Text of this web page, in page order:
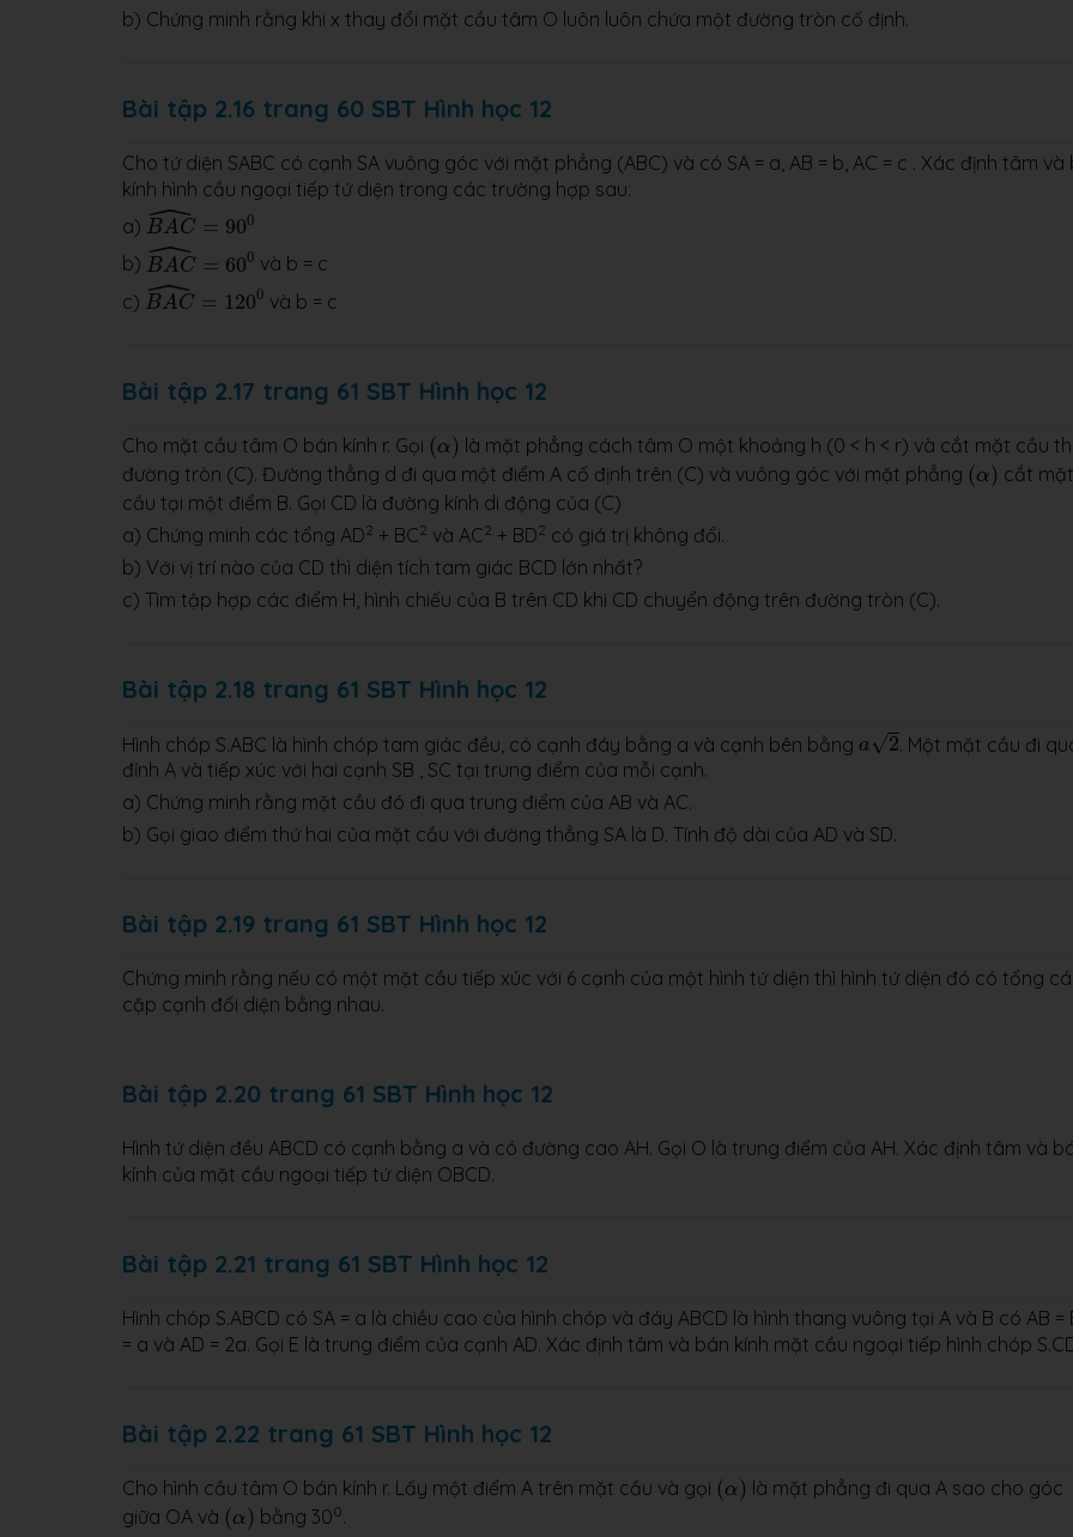
b) Chứng minh rằng khi x thay đổi mặt cầu tâm O luôn luôn chứa một đường tròn cố định.
Bài tập 2.16 trang 60 SBT Hình học 12
Cho tứ diện SABC có cạnh SA vuông góc với mặt phẳng (ABC) và có SA = a, AB = b, AC = c . Xác định tâm và
kính hình cầu ngoại tiếp tứ diện trong các trường hợp sau:
a) ˆ
BAC = 900
BAC^ 0
b) ˆ
BAC = 600
BAC^
và b = c
c) ˆ
BAC = 1200
BAC^
và b = c
Bài tập 2.17 trang 61 SBT Hình học 12
Cho mặt cầu tâm O bán kính r. Gọi (α)
( α ) là mặt phẳng cách tâm O một khoảng h (0 < h < r) và cắt mặt cầu
đường tròn (C). Đường thẳng d đi qua một điểm A cố định trên (C) và vuông góc với mặt phẳng (α)
( α ) cắt mặt
cầu tại một điểm B. Gọi CD là đường kính di động của (C)
a) Chứng minh các tổng AD2 + BC2 và AC2 + BD2 có giá trị không đổi.
b) Với vị trí nào của CD thì diện tích tam giác BCD lớn nhất?
c) Tìm tập hợp các điểm H, hình chiếu của B trên CD khi CD chuyển động trên đường tròn (C).
Bài tập 2.18 trang 61 SBT Hình học 12
Hình chóp S.ABC là hình chóp tam giác đều, có cạnh đáy bằng a và cạnh bên bằng a√2. Một mặt cầu đi
đỉnh A và tiếp xúc với hai cạnh SB , SC tại trung điểm của mỗi cạnh.
a) Chứng minh rằng mặt cầu đó đi qua trung điểm của AB và AC.
b) Gọi giao điểm thứ hai của mặt cầu với đường thẳng SA là D. Tính độ dài của AD và SD.
Bài tập 2.19 trang 61 SBT Hình học 12
Chứng minh rằng nếu có một mặt cầu tiếp xúc với 6 cạnh của một hình tứ diện thì hình tứ diện đó có tổng
cặp cạnh đối diện bằng nhau.
Bài tập 2.20 trang 61 SBT Hình học 12
Hình tứ diện đều ABCD có cạnh bằng a và có đường cao AH. Gọi O là trung điểm của AH. Xác định tâm và
kính của mặt cầu ngoại tiếp tứ diện OBCD.
Bài tập 2.21 trang 61 SBT Hình học 12
Hình chóp S.ABCD có SA = a là chiều cao của hình chóp và đáy ABCD là hình thang vuông tại A và B có AB =
= a và AD = 2a. Gọi E là trung điểm của cạnh AD. Xác định tâm và bán kính mặt cầu ngoại tiếp hình chóp
Bài tập 2.22 trang 61 SBT Hình học 12
Cho hình cầu tâm O bán kính r. Lấy một điểm A trên mặt cầu và gọi (α)
( α ) là mặt phẳng đi qua A sao cho góc
giữa OA và (α)
( α ) bằng 300.